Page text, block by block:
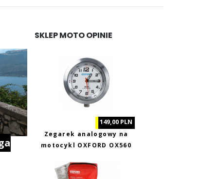
SKLEP MOTO OPINIE
149,00 PLN
Zegarek analogowy na
motocykl OXFORD OX560